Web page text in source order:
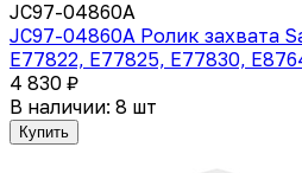
JC97-04860A
JC97-04860A Ролик захвата
E77822, E77825, E77830,
4 830 ₽
В наличии: 8 шт
Купить